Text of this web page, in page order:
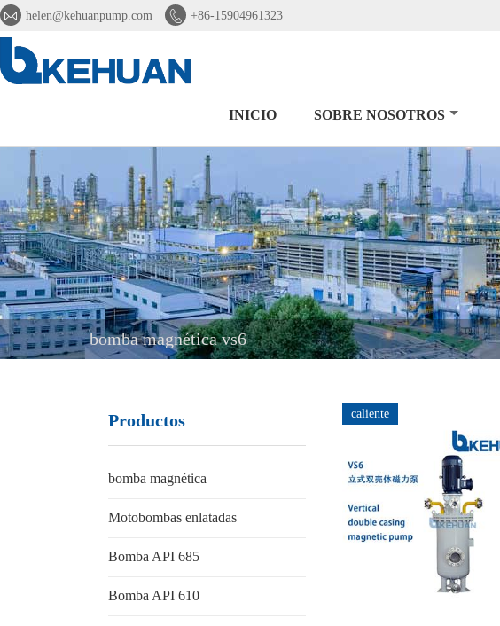
 helen@kehuanpump.com  +86-15904961323
INICIO SOBRE NOSOTROS
bomba magnética vs6
Productos
bomba magnética
Motobombas enlatadas
Bomba API 685
Bomba API 610
caliente